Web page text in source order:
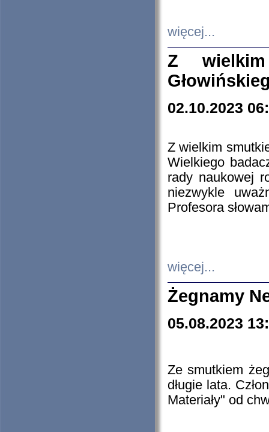
więcej...
Z
02.10.2023
Z wielkim
Wielkiego
rady naukowej
niezwykle
Profesora
więcej...
Żegnamy
05.08.2023
Ze smutkiem
długie lata.
Materiały" od